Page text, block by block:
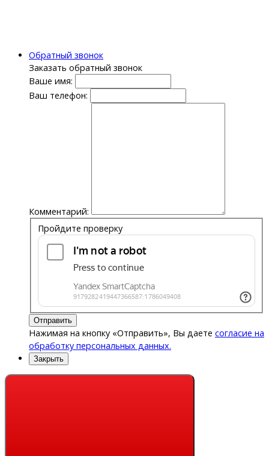
Обратный звонок
Заказать обратный звонок
Ваше имя:
Ваш телефон:
Комментарий:
Пройдите проверку
Отправить
Нажимая на кнопку «Отправить», Вы даете согласие на
обработку персональных данных.
Закрыть